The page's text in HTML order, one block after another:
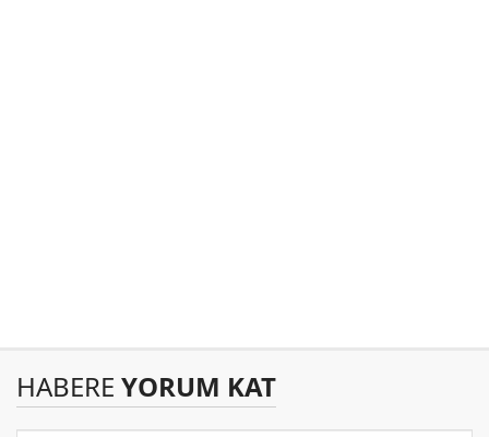
HABERE YORUM KAT